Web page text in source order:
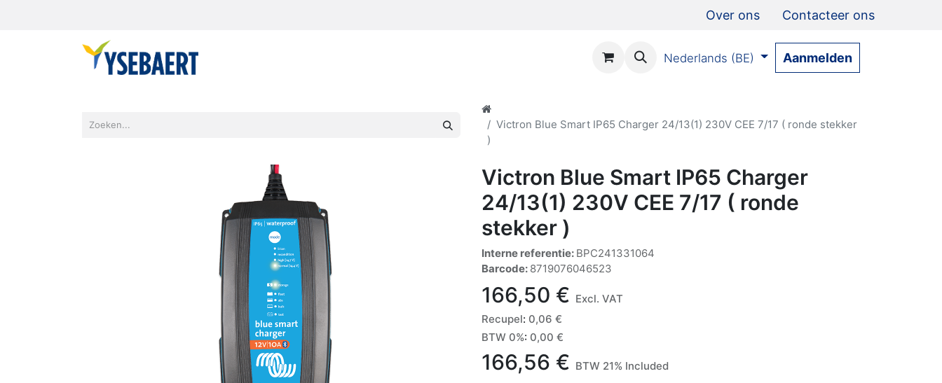
Over ons Contacteer ons
Nederlands (BE) Aanmelden
Victron Blue Smart IP65 Charger 24/13(1) 230V CEE 7/17 ( ronde stekker
)
Victron Blue Smart IP65 Charger
24/13(1) 230V CEE 7/17 ( ronde
stekker )
Interne referentie: BPC241331064
Barcode: 8719076046523
166,50 € Excl. VAT
Recupel: 0,06 €
BTW 0%: 0,00 €
166,56 € BTW 21% Included